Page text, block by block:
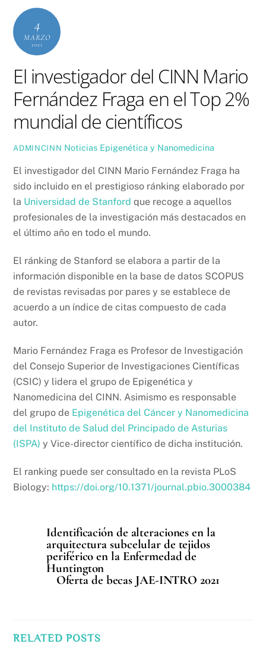
4
MARZO
2021
El investigador del CINN Mario
Fernández Fraga en el Top 2%
mundial de científicos
ADMINCINN Noticias Epigenética y Nanomedicina
El investigador del CINN Mario Fernández Fraga ha
sido incluido en el prestigioso ránking elaborado por
la Universidad de Stanford que recoge a aquellos
profesionales de la investigación más destacados en
el último año en todo el mundo.
El ránking de Stanford se elabora a partir de la
información disponible en la base de datos SCOPUS
de revistas revisadas por pares y se establece de
acuerdo a un índice de citas compuesto de cada
autor.
Mario Fernández Fraga es Profesor de Investigación
del Consejo Superior de Investigaciones Científicas
(CSIC) y lidera el grupo de Epigenética y
Nanomedicina del CINN. Asimismo es responsable
del grupo de Epigenética del Cáncer y Nanomedicina
del Instituto de Salud del Principado de Asturias
(ISPA) y Vice-director científico de dicha institución.
El ranking puede ser consultado en la revista PLoS
Biology: https://doi.org/10.1371/journal.pbio.3000384
Identificación de alteraciones en la
arquitectura subcelular de tejidos
periférico en la Enfermedad de
Huntington
Oferta de becas JAE-INTRO 2021
RELATED POSTS